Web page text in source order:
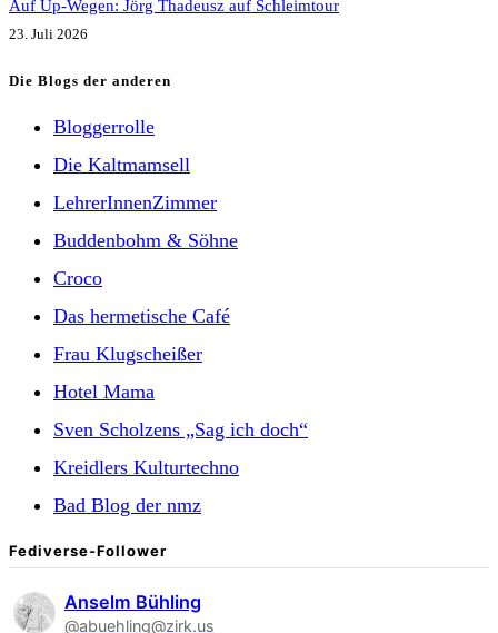
Auf Up-Wegen: Jörg Thadeusz auf Schleimtour
23. Juli 2026
Die Blogs der anderen
Bloggerrolle
Die Kaltmamsell
LehrerInnenZimmer
Buddenbohm & Söhne
Croco
Das hermetische Café
Frau Klugscheißer
Hotel Mama
Sven Scholzens „Sag ich doch“
Kreidlers Kulturtechno
Bad Blog der nmz
Fediverse-Follower
Anselm Bühling
@abuehling@zirk.us